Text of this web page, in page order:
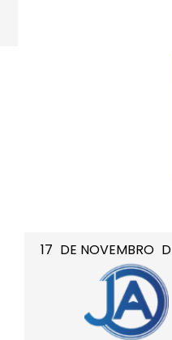
17 DE NOVEMBRO